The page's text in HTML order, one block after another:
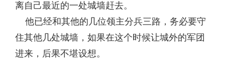
离自己最近的一处城墙赶去。
他已经和其他的几位领主分兵三路，务必要守
住其他几处城墙，如果在这个时候让城外的军团
进来，后果不堪设想。